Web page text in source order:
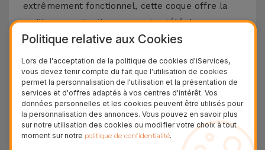
extrêmement fonctionnel, cette coque offre la
meilleure protection pour votre téléphone
portable, combinée à un toucher doux sans
négliger le design et les fonctionnalités
emblématiques de votre téléphone portable
Samsung.
Découvrez les avantages d'une coque en
silicone Samsung
Politique relative aux Cookies
Lors de l'acceptation de la politique de cookies d'iServices,
vous devez tenir compte du fait que l'utilisation de cookies
permet la personnalisation de l'utilisation et la présentation de
services et d'offres adaptés à vos centres d'intérêt. Vos
données personnelles et les cookies peuvent être utilisés pour
la personnalisation des annonces. Vous pouvez en savoir plus
sur notre utilisation des cookies ou modifier votre choix à tout
moment sur notre politique de confidentialité.